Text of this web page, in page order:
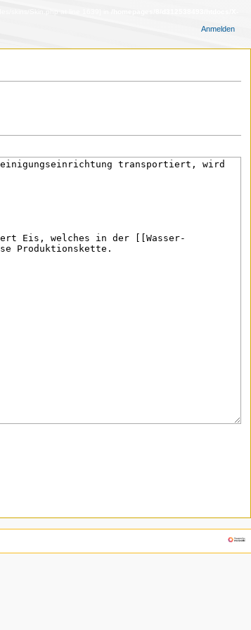
skins/Skin.php at line 1639] in
Anmelden